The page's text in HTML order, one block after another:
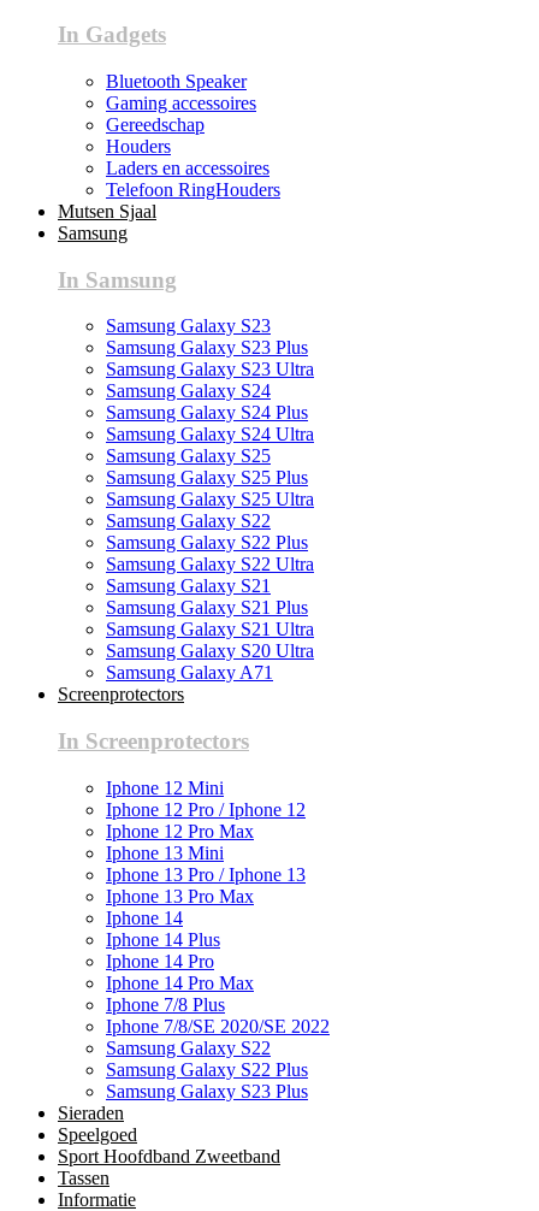
In Gadgets
Bluetooth Speaker
Gaming accessoires
Gereedschap
Houders
Laders en accessoires
Telefoon RingHouders
Mutsen Sjaal
Samsung
In Samsung
Samsung Galaxy S23
Samsung Galaxy S23 Plus
Samsung Galaxy S23 Ultra
Samsung Galaxy S24
Samsung Galaxy S24 Plus
Samsung Galaxy S24 Ultra
Samsung Galaxy S25
Samsung Galaxy S25 Plus
Samsung Galaxy S25 Ultra
Samsung Galaxy S22
Samsung Galaxy S22 Plus
Samsung Galaxy S22 Ultra
Samsung Galaxy S21
Samsung Galaxy S21 Plus
Samsung Galaxy S21 Ultra
Samsung Galaxy S20 Ultra
Samsung Galaxy A71
Screenprotectors
In Screenprotectors
Iphone 12 Mini
Iphone 12 Pro / Iphone 12
Iphone 12 Pro Max
Iphone 13 Mini
Iphone 13 Pro / Iphone 13
Iphone 13 Pro Max
Iphone 14
Iphone 14 Plus
Iphone 14 Pro
Iphone 14 Pro Max
Iphone 7/8 Plus
Iphone 7/8/SE 2020/SE 2022
Samsung Galaxy S22
Samsung Galaxy S22 Plus
Samsung Galaxy S23 Plus
Sieraden
Speelgoed
Sport Hoofdband Zweetband
Tassen
Informatie